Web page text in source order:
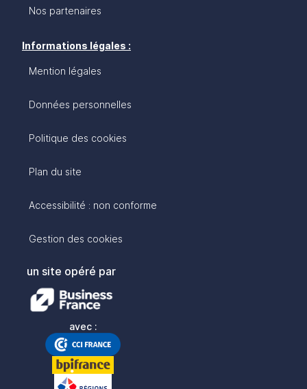
Nos partenaires
Informations légales :
Mention légales
Données personnelles
Politique des cookies
Plan du site
Accessibilité : non conforme
Gestion des cookies
un site opéré par
avec :